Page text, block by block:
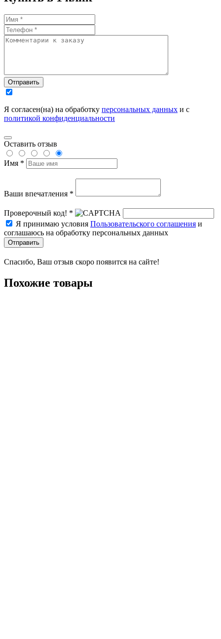
Отправить
Я согласен(на) на обработку персональных данных и с
политикой конфиденциальности
Оставить отзыв
Имя *
Ваши впечатления *
Проверочный код! *
Я принимаю условия Пользовательского соглашения и
соглашаюсь на обработку персональных данных
Отправить
Спасибо, Ваш отзыв скоро появится на сайте!
Похожие товары